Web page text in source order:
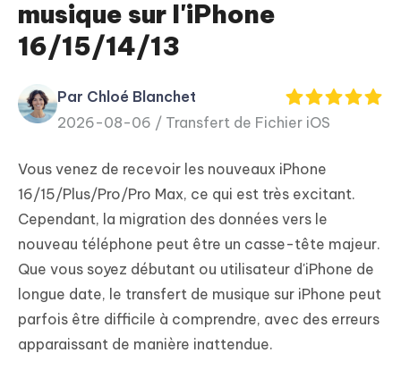
for iOS
PDF
Editor
New
iAnyGo
musique sur l'iPhone
16/15/14/13
Par Chloé Blanchet
2026-08-06 / Transfert de Fichier iOS
Vous venez de recevoir les nouveaux iPhone
16/15/Plus/Pro/Pro Max, ce qui est très excitant.
Cependant, la migration des données vers le
nouveau téléphone peut être un casse-tête majeur.
Que vous soyez débutant ou utilisateur d'iPhone de
longue date, le transfert de musique sur iPhone peut
parfois être difficile à comprendre, avec des erreurs
apparaissant de manière inattendue.